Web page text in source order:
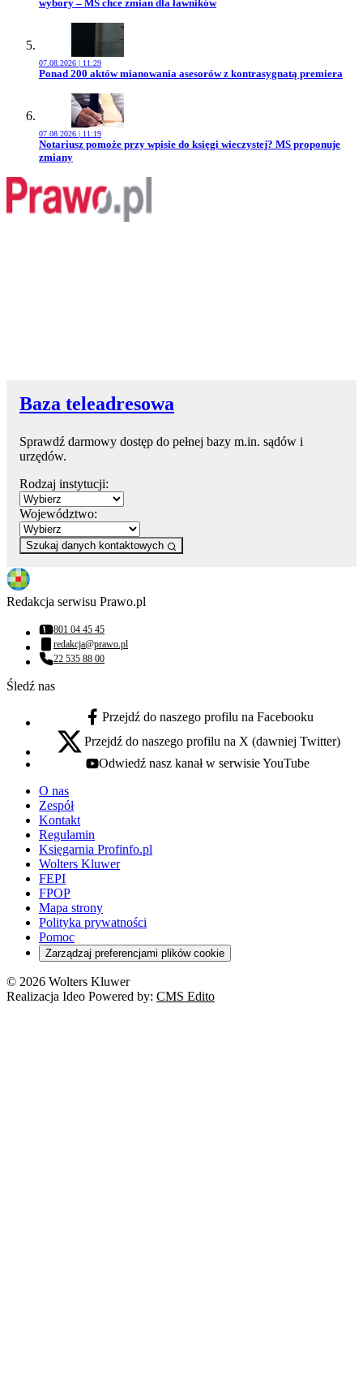
wybory – MS chce zmian dla ławników
07.08.2026 | 11:29
Przejdź do artykułu:
Ponad 200 aktów mianowania asesorów z kontrasygnatą premiera
07.08.2026 | 11:19
Przejdź do artykułu:
Notariusz pomoże przy wpisie do księgi wieczystej? MS proponuje
zmiany
Baza teleadresowa
Sprawdź darmowy dostęp do pełnej bazy m.in. sądów i
urzędów.
Rodzaj instytucji:
Województwo:
Szukaj danych kontaktowych
Redakcja serwisu Prawo.pl
Numer telefonu:
801 04 45 45
Adres email:
redakcja@prawo.pl
Numer telefonu:
22 535 88 00
Śledź nas
facebook - otwiera się w nowej karcie
Przejdź do naszego profilu na Facebooku
x - otwiera się w nowej karcie
Przejdź do naszego profilu na X (dawniej Twitter)
youtube - otwiera się w nowej karcie
Odwiedź nasz kanał w serwisie YouTube
O nas
Zespół
Kontakt
Regulamin
Księgarnia Profinfo.pl
Wolters Kluwer
FEPI
FPOP
Mapa strony
Polityka prywatności
Pomoc
Zarządzaj preferencjami plików cookie
© 2026 Wolters Kluwer
Realizacja Ideo Powered by: CMS Edito